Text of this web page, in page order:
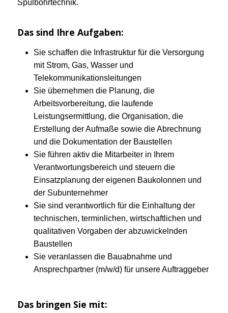
Spülbohrtechnik.
Das sind Ihre Aufgaben:
Sie schaffen die Infrastruktur für die Versorgung
mit Strom, Gas, Wasser und
Telekommunikationsleitungen
Sie übernehmen die Planung, die
Arbeitsvorbereitung, die laufende
Leistungsermittlung, die Organisation, die
Erstellung der Aufmaße sowie die Abrechnung
und die Dokumentation der Baustellen
Sie führen aktiv die Mitarbeiter in Ihrem
Verantwortungsbereich und steuern die
Einsatzplanung der eigenen Baukolonnen und
der Subunternehmer
Sie sind verantwortlich für die Einhaltung der
technischen, terminlichen, wirtschaftlichen und
qualitativen Vorgaben der abzuwickelnden
Baustellen
Sie veranlassen die Bauabnahme und
Ansprechpartner (m/w/d) für unsere Auftraggeber
Das bringen Sie mit: